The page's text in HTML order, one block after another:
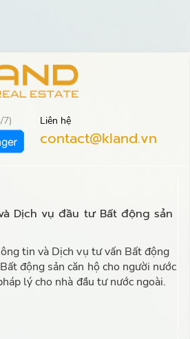
7) Liên hệ
contact@kland.vn
Dịch vụ đầu tư Bất động sản
tin và Dịch vụ tư vấn Bất động
động sản căn hộ cho người nước
lý cho nhà đầu tư nước ngoài.